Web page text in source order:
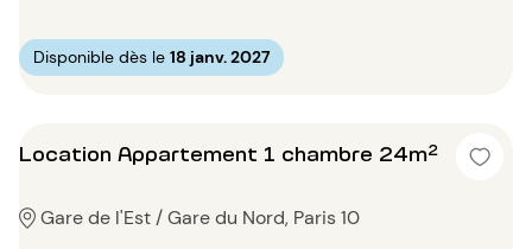
Disponible dès le 18 janv. 2027
Location Appartement 1 chambre 24m²
Gare de l'Est / Gare du Nord, Paris 10